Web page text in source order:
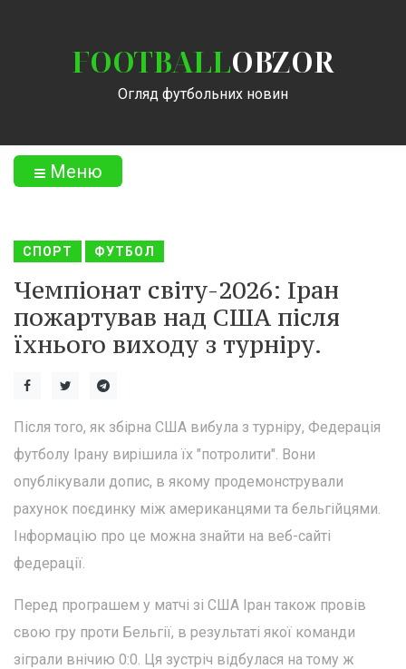
FOOTBALLOBZOR
Огляд футбольних новин
Меню
СПОРТ ФУТБОЛ
Чемпіонат світу-2026: Іран
пожартував над США після
їхнього виходу з турніру.
Після того, як збірна США вибула з турніру, Федерація
футболу Ірану вирішила їх "потролити". Вони
опублікували допис, в якому продемонстрували
рахунок поєдинку між американцями та бельгійцями.
Інформацію про це можна знайти на веб-сайті
федерації.
Перед програшем у матчі зі США Іран також провів
свою гру проти Бельгії, в результаті якої команди
зіграли внічию 0:0. Ця зустріч відбулася на тому ж